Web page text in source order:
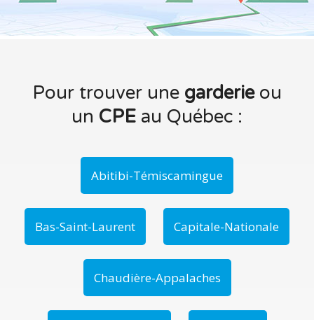
Pour trouver une garderieou
un CPE au Québec :
Abitibi-Témiscamingue
Bas-Saint-Laurent Capitale-Nationale
Chaudière-Appalaches